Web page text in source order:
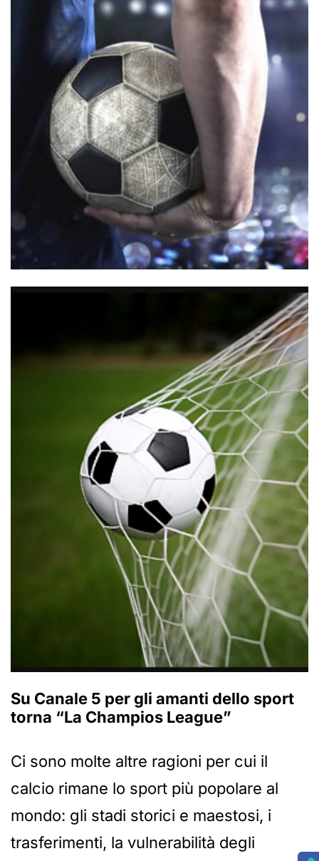
Su Canale 5 per gli amanti dello sport
torna “La Champios League”
Ci sono molte altre ragioni per cui il
calcio rimane lo sport più popolare al
mondo: gli stadi storici e maestosi, i
trasferimenti, la vulnerabilità degli